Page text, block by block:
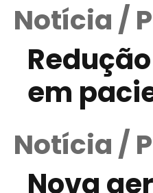
Notícia /
em
Notícia /
Nova